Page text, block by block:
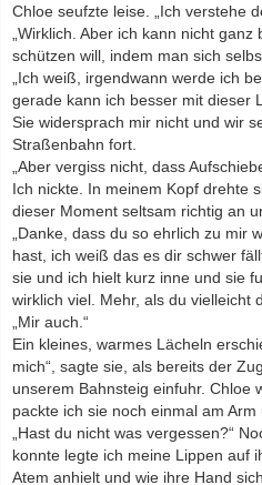
Chloe seufzte leise. „Ich verstehe
„Wirklich. Aber ich kann nicht
schützen will, indem man sich
„Ich weiß, irgendwann werde ich
gerade kann ich besser mit dieser
Sie widersprach mir nicht und wir
Straßenbahn fort.
„Aber vergiss nicht, dass
Ich nickte. In meinem Kopf drehte
dieser Moment seltsam richtig an
„Danke, dass du so ehrlich zu mir
hast, ich weiß das es dir schwer
sie und ich hielt kurz inne und sie
wirklich viel. Mehr, als du vielleicht
„Mir auch.“
Ein kleines, warmes Lächeln
mich“, sagte sie, als bereits der
unserem Bahnsteig einfuhr. Chloe
packte ich sie noch einmal am Arm
„Hast du nicht was vergessen?“
konnte legte ich meine Lippen auf
Atem anhielt und wie ihre Hand